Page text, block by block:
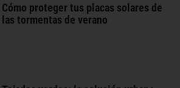
Cómo proteger tus placas solares de
las tormentas de verano